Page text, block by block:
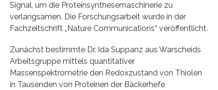
Signal, um die Proteinsynthesemaschinerie zu
verlangsamen. Die Forschungsarbeit wurde in der
Fachzeitschrift „Nature Communications“ veröffentlicht.
Zunächst bestimmte Dr. Ida Suppanz aus Warscheids
Arbeitsgruppe mittels quantitativer
Massenspektrometrie den Redoxzustand von Thiolen
in Tausenden von Proteinen der Bäckerhefe